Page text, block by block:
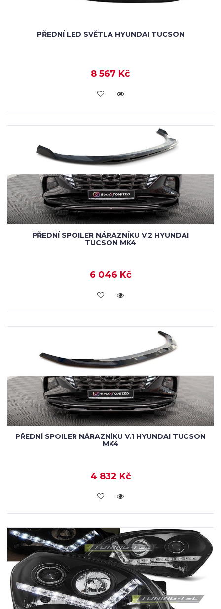
PŘEDNÍ LED SVĚTLA HYUNDAI TUCSON
8 567 Kč
KOUPIT
PŘEDNÍ SPOILER NÁRAZNÍKU V.2 HYUNDAI
TUCSON MK4
6 046 Kč
KOUPIT
PŘEDNÍ SPOILER NÁRAZNÍKU V.1 HYUNDAI TUCSON
MK4
4 832 Kč
KOUPIT